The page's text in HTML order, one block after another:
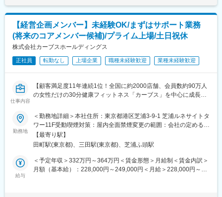
実績は業界でもトップクラスを誇っています。
変更の範囲：会社の定める業務
・算定結果に基づいた改善策や、戦略プレゼン
・脱炭素戦略の事例調査、国際基準等の調査
入社後は、座学研修＋OJTで段階的に実務を習得。案件はリーダ
ー1名＋サブ2名の3名体制で進行し、まずサブ担当として複数案
にキャッチアップできます。実際に、社員の9割以上が未経験業界
からの転職です。
■未経験から市場価値が上がる理由：
鍛えられるのは専門知識だけではありません。社長・役員など経
営層との議論を通じて、課題設定力／上流のコミュニケーション
力／提案力／交渉力という“どこでも通用するスキル”が自然に磨か
サステナ経験者は市場で圧倒的に不足しているため、数年後には
あなた自身の市場価値も大きく伸びる可能性が高いです。
す。
【経営企画メンバー】未経験OK/まずはサポート業務
(将来のコアメンバー候補)/プライム上場/土日祝休
株式会社カーブスホールディングス
正社員 転勤なし 上場企業 職種未経験歓迎 業種未経験歓迎
仕事内容
【顧客満足度11年連続1位！全国に約2000店舗、会員数約90万人
の女性だけの30分健康フィットネス「カーブス」を中心に成長中
＼こんな方にオススメ／
◎ 表に立つより、縁の下の力持ちとして組織を支えることにやり
がいを感じる方
◎ 単なる事務ではなく、調整力・企画サポートなど“プラスα”のス
キルを身につけたい方
◎ 安定した基盤のもと、落ち着いた環境で長くキャリアを築いて
いきたい方
■業務概要
勤務地
＜勤務地詳細＞本社住所：東京都港区芝浦3-9-1 芝浦ルネサイトタ
ワー11F受動喫煙対策：屋内全面禁煙変更の範囲：会社の定める事
業所
【最寄り駅】
田町駅(東京都)、三田駅(東京都)、芝浦ふ頭駅
給与
＜予定年収＞332万円～364万円＜賃金形態＞月給制＜賃金内訳＞
月額（基本給）：228,000円～249,000円＜月給＞228,000円～